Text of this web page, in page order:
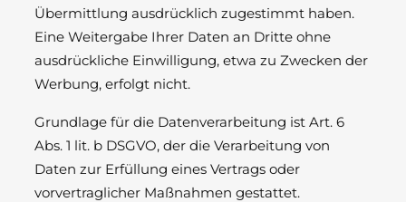
Übermittlung ausdrücklich zugestimmt haben.
Eine Weitergabe Ihrer Daten an Dritte ohne
ausdrückliche Einwilligung, etwa zu Zwecken der
Werbung, erfolgt nicht.
Grundlage für die Datenverarbeitung ist Art. 6
Abs. 1 lit. b DSGVO, der die Verarbeitung von
Daten zur Erfüllung eines Vertrags oder
vorvertraglicher Maßnahmen gestattet.